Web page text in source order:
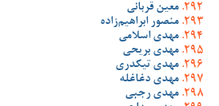
معین قربانی
منصور ابراهیم‌زاده
مهدی اسلامی
مهدی بریحی
مهدی تیکدری
مهدی دغاغله
مهدی رجبی